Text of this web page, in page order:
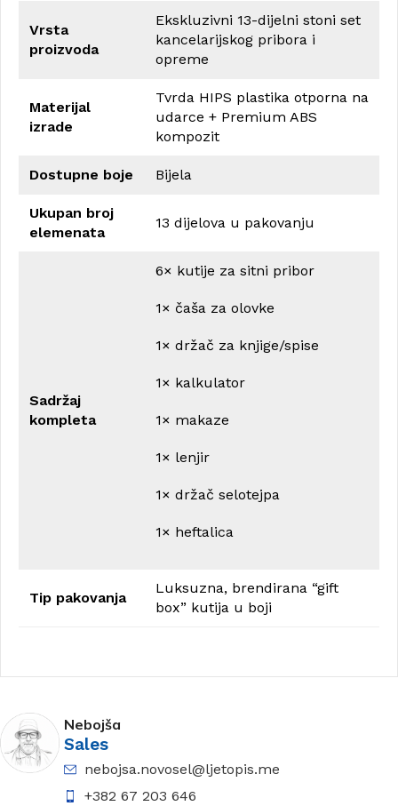
Vrsta
proizvoda
Ekskluzivni 13-dijelni stoni set
kancelarijskog pribora i
opreme
Materijal
izrade
Tvrda HIPS plastika otporna na
udarce + Premium ABS
kompozit
Dostupne boje Bijela
Ukupan broj
elemenata
13 dijelova u pakovanju
Sadržaj
kompleta
6× kutije za sitni pribor
1× čaša za olovke
1× držač za knjige/spise
1× kalkulator
1× makaze
1× lenjir
1× držač selotejpa
1× heftalica
Tip pakovanja
Luksuzna, brendirana “gift
box” kutija u boji
Nebojša
Sales
nebojsa.novosel@ljetopis.me
+382 67 203 646